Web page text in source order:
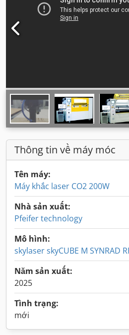
Thông tin về máy móc
Tên máy:
Máy khắc laser CO2 200W
Nhà sản xuất:
Pfeifer technology
Mô hình:
skylaser skyCUBE M SYNRAD
Năm sản xuất:
2025
Tình trạng:
mới